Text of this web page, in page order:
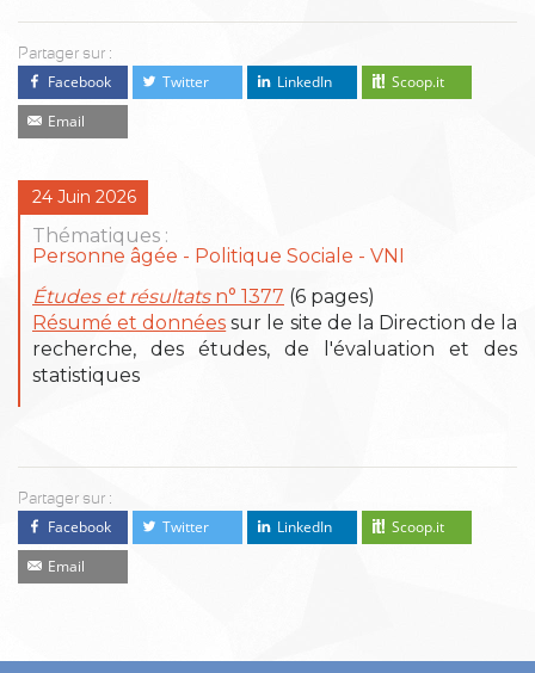
Partager sur :
Facebook Twitter LinkedIn
Scoop.it
Email
24 Juin 2026
Thématiques :
Personne âgée
Politique Sociale
VNI
Études et résultatsn° 1377 (6 pages)
Résumé et données sur le site de la Direction de la
recherche, des études, de l'évaluation et des
statistiques
Partager sur :
Facebook Twitter LinkedIn
Scoop.it
Email